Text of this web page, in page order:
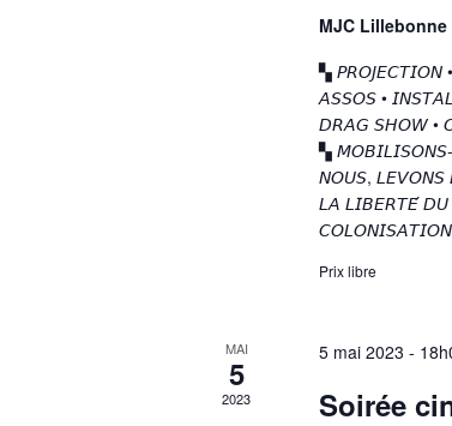
MJC Lillebonne
▚ 𝘗𝘙𝘖𝘑𝘌𝘊𝘛𝘐𝘖𝘕
𝘈𝘚𝘚𝘖𝘚 •
𝘋𝘙𝘈𝘎 𝘚𝘏𝘖𝘞 •
▚
𝘕𝘖𝘜𝘚, 𝘓𝘌𝘝𝘖𝘕𝘚
𝘓𝘈 𝘓𝘐𝘉𝘌𝘙𝘛𝘌́ 𝘋𝘜
Prix libre
MAI
5
2023
5 mai 2023 -
Soirée